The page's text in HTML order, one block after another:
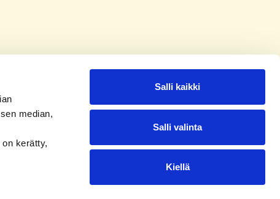
median,
kerätty,
Salli kaikki
Salli valinta
Kiellä